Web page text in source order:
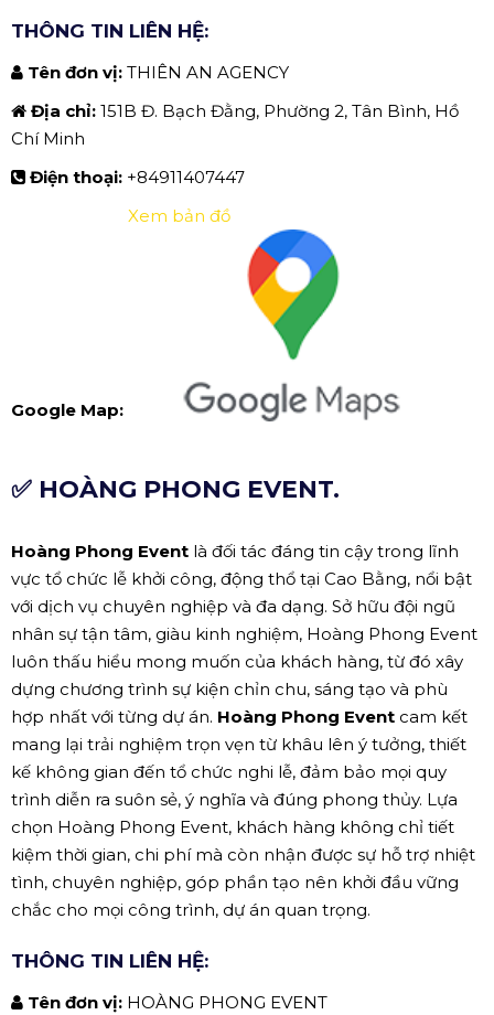
THÔNG TIN LIÊN HỆ:
Tên đơn vị: THIÊN AN AGENCY
Địa chỉ: 151B Đ. Bạch Đằng, Phường 2, Tân Bình, Hồ
Chí Minh
Điện thoại: +84911407447
Google Map:
Xem bản đồ
✅ HOÀNG PHONG EVENT.
Hoàng Phong Event là đối tác đáng tin cậy trong lĩnh
vực tổ chức lễ khởi công, động thổ tại Cao Bằng, nổi bật
với dịch vụ chuyên nghiệp và đa dạng. Sở hữu đội ngũ
nhân sự tận tâm, giàu kinh nghiệm, Hoàng Phong Event
luôn thấu hiểu mong muốn của khách hàng, từ đó xây
dựng chương trình sự kiện chỉn chu, sáng tạo và phù
hợp nhất với từng dự án. Hoàng Phong Event cam kết
mang lại trải nghiệm trọn vẹn từ khâu lên ý tưởng, thiết
kế không gian đến tổ chức nghi lễ, đảm bảo mọi quy
trình diễn ra suôn sẻ, ý nghĩa và đúng phong thủy. Lựa
chọn Hoàng Phong Event, khách hàng không chỉ tiết
kiệm thời gian, chi phí mà còn nhận được sự hỗ trợ nhiệt
tình, chuyên nghiệp, góp phần tạo nên khởi đầu vững
chắc cho mọi công trình, dự án quan trọng.
THÔNG TIN LIÊN HỆ:
Tên đơn vị: HOÀNG PHONG EVENT